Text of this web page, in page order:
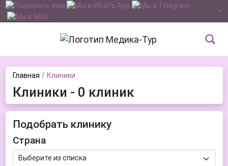
Главная Клиники
Клиники - 0 клиник
Подобрать клинику
Страна